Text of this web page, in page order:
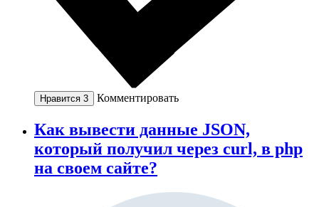
Нравится 3 Комментировать
Как вывести данные JSON,
который получил через curl, в php
на своем сайте?